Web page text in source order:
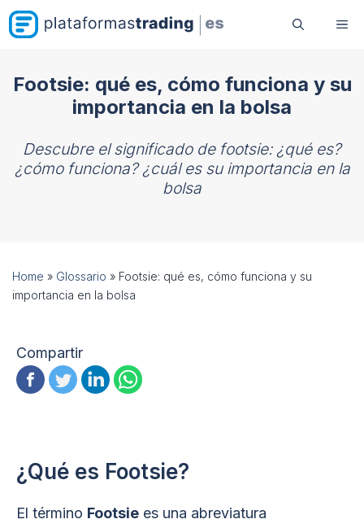
Saltar
al
Footsie: qué es, cómo funciona y su
importancia en la bolsa
Descubre el significado de footsie: ¿qué es?
¿cómo funciona? ¿cuál es su importancia en la
bolsa
Home » Glossario » Footsie: qué es, cómo funciona y su
importancia en la bolsa
Compartir
¿Qué es Footsie?
El término Footsie es una abreviatura